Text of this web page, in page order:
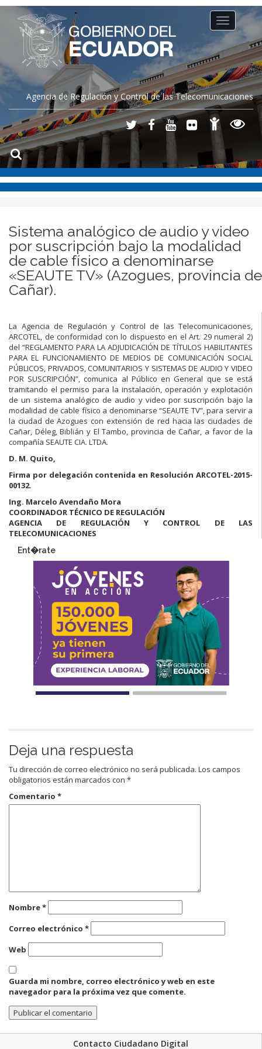
Agencia de Regulación y Control de las Telecomunicaciones
Toggle
navigation
Sistema analógico de audio y video
por suscripción bajo la modalidad
de cable físico a denominarse
«SEAUTE TV» (Azogues, provincia de
Cañar).
La Agencia de Regulación y Control de las Telecomunicaciones,
ARCOTEL, de conformidad con lo dispuesto en el Art. 29 numeral 2)
del “REGLAMENTO PARA LA ADJUDICACIÓN DE TÍTULOS HABILITANTES
PARA EL FUNCIONAMIENTO DE MEDIOS DE COMUNICACIÓN SOCIAL
PÚBLICOS, PRIVADOS, COMUNITARIOS Y SISTEMAS DE AUDIO Y VIDEO
POR SUSCRIPCIÓN”, comunica al Público en General que se está
tramitando el permiso para la instalación, operación y explotación
de un sistema analógico de audio y video por suscripción bajo la
modalidad de cable físico a denominarse “SEAUTE TV”, para servir a
la ciudad de Azogues con extensión de red hacia las ciudades de
Cañar, Déleg, Biblián y El Tambo, provincia de Cañar, a favor de la
compañía SEAUTE CIA. LTDA.
D. M. Quito,
Firma por delegación contenida en Resolución ARCOTEL-2015-
00132.
Ing. Marcelo Avendaño Mora
COORDINADOR TÉCNICO DE REGULACIÓN
AGENCIA DE REGULACIÓN Y CONTROL DE LAS
TELECOMUNICACIONES
Ent�rate
Deja una respuesta
Tu dirección de correo electrónico no será publicada. Los campos
obligatorios están marcados con *
Comentario *
Nombre*
Correo electrónico *
Web
Guarda mi nombre, correo electrónico y web en este
navegador para la próxima vez que comente.
Contacto Ciudadano Digital